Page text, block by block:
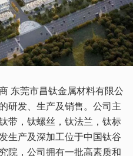
东莞市昌钛金属材料有限公
研发、生产及销售。公司主
带，钛螺丝，钛法兰，钛标
生产及深加工位于中国钛谷
院，公司拥有一批高素质和